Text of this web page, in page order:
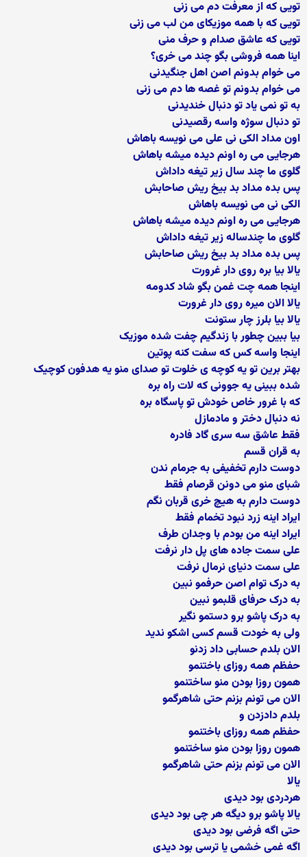
تویی که از معرفت دم می زنی
تویی که با همه موزیکای من لب می زنی
تویی که عاشق صدام و حرف منی
اینا همه فروشی بگو چند می خری؟
می خوام بدونم اصن اهل جنگیدنی
می خوام بدونم تو غصه ها دم می زنی
به تو نمی یاد تو دنبال خندیدنی
تو دنبال سوژه واسه رقصیدنی
اون مداد الکی نی علی می نویسه باهاش
هرجایی می ره اونم دیده میشه باهاش
گلوی ما چند سال زیر تیغه داداش
پس بده مداد بد بیخ ریش صاحابش
الکی نی می نویسه باهاش
هرجایی می ره اونم دیده میشه باهاش
گلوی ما چندساله زیر تیغه داداش
پس بده مداد بد بیخ ریش صاحابش
یالا بیا بره روی دار غرورت
اینجا همه چت غمن بگو شاد کدومه
یالا الان میره روی دار غرورت
یالا بیا بلرز چار ستونت
بیا ببین چطور با زندگیم چفت شده موزیک
اینجا واسه کس که سفت کنه پوتین
بهتر برین تو یه کوچه ی خلوت تو صدای منو یه هدفون کوچیک
شده ببینی یه جوونی که لات راه بره
که با غرور خاص خودش تو پاسگاه بره
نه دنبال دختر و مادمازل
فقط عاشق سه سری گاد فادره
به قران قسم
دوست دارم تخفیفی به جرمام ندن
شبای منو می دونن قرصام فقط
دوست دارم به هیچ خری قربان نگم
ایراد اینه زرد نبود تخمام فقط
ایراد اینه من بودم با وجدان طرف
علی سمت جاده های پل دار نرفت
علی سمت دنیای نرمال نرفت
به درک توام اصن حرفمو نبین
به درک حرفای قلبمو نبین
به درک پاشو برو دستمو نگیر
ولی به خودت قسم کسی اشکو ندید
الان بلدم حسابی داد زدنو
حفظم همه روزای باختنمو
همون روزا بودن منو ساختنمو
الان می تونم بزنم حتی شاهرگمو
بلدم دادزدن و
حفظم همه روزای باختنمو
همون روزا بودن منو ساختنمو
الان می تونم بزنم حتی شاهرگمو
یالا
هردردی بود دیدی
یالا پاشو برو دیگه هر چی بود دیدی
حتی اگه فرضی بود دیدی
اگه غمی خشمی یا ترسی بود دیدی